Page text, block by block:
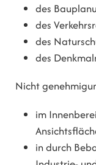
des
des
des
des
Nicht
im
in durch